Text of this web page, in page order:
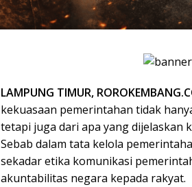
LAMPUNG TIMUR,
kekuasaan pemerintahan tidak
tetapi juga dari apa yang dijelaskan
Sebab dalam tata kelola
sekadar etika komunikasi
akuntabilitas negara kepada rakyat.